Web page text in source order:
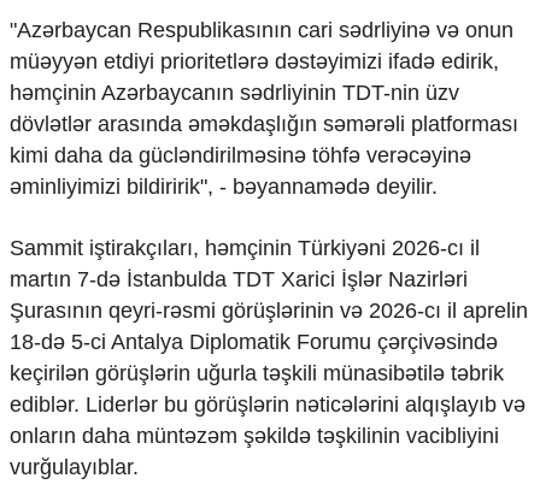
İqtisadiyyat
İqtisadi xəbərlər
Energetika
Neft-qaz
Əmək və sosial siyasət
Kənd təsərrüfatı
Telekommunikasiya və nəqliyyat
COP29
Cəmiyyət
Crossmedia.az - 1 yaş
Siyasət
Məhkəmə və hüquq
Ekologiya
Zəfər - 5
"Azərbaycan Respublikasının cari sədrliyinə və onun
müəyyən etdiyi prioritetlərə dəstəyimizi ifadə edirik,
həmçinin Azərbaycanın sədrliyinin TDT-nin üzv
dövlətlər arasında əməkdaşlığın səmərəli platforması
kimi daha da gücləndirilməsinə töhfə verəcəyinə
əminliyimizi bildiririk", - bəyannamədə deyilir.
Sammit iştirakçıları, həmçinin Türkiyəni 2026-cı il
martın 7-də İstanbulda TDT Xarici İşlər Nazirləri
Şurasının qeyri-rəsmi görüşlərinin və 2026-cı il aprelin
18-də 5-ci Antalya Diplomatik Forumu çərçivəsində
keçirilən görüşlərin uğurla təşkili münasibətilə təbrik
ediblər. Liderlər bu görüşlərin nəticələrini alqışlayıb və
onların daha müntəzəm şəkildə təşkilinin vacibliyini
vurğulayıblar.